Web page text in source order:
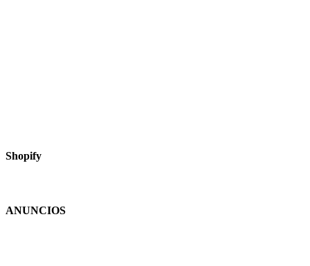
Shopify
ANUNCIOS